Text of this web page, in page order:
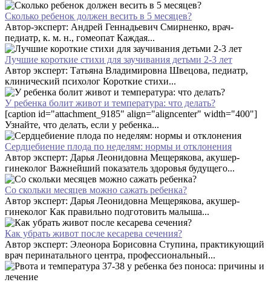
Сколько ребенок должен весить в 5 месяцев?
Автор-эксперт: Андрей Геннадьевич Смирненко, врач-
педиатр, к. м. н., гомеопат Каждая...
Лучшие короткие стихи для заучивания детьми 2-3 лет
Автор эксперт: Татьяна Владимировна Швецова, педиатр,
клинический психолог Короткие стихи...
У ребенка болит живот и температура: что делать?
[caption id="attachment_9185" align="aligncenter" width="400"]
Узнайте, что делать, если у ребенка...
Сердцебиение плода по неделям: нормы и отклонения
Автор эксперт: Дарья Леонидовна Мещерякова, акушер-
гинеколог Важнейший показатель здоровья будущего...
Со скольки месяцев можно сажать ребенка?
Автор эксперт: Дарья Леонидовна Мещерякова, акушер-
гинеколог Как правильно подготовить малыша...
Как убрать живот после кесарева сечения?
Автор эксперт: Элеонора Борисовна Ступина, практикующий
врач перинатального центра, профессиональный...